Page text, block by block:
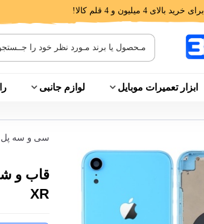
برای خرید بالای 4 میلیون و 4 قلم کالا!
ابزار تعمیرات موبایل لوازم جانبی
سی و سه پل
XR